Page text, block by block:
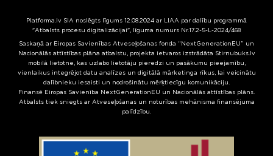
Platforma.lv SIA noslēgts līgums 12.08.2024 ar LIAA par dalību programmā
"Atbalsts procesu digitalizācijai", līguma numurs Nr.17.2-5-L-2024/468
Saskaņā ar Eiropas Savienības Atveseļošanas fonda “NextGenerationEU” un
Nacionālās attīstības plāna atbalstu, projekta ietvaros izstrādāta Stirnubuks.lv
mobilā lietotne, kas uzlabo lietotāju pieredzi un pasākumu pieejamību,
vienlaikus integrējot datu analīzes un digitālā mārketinga rīkus, lai veicinātu
dalībnieku iesaisti un nodrošinātu mērķtiecīgu komunikāciju.
Finansē Eiropas Savienība NextGenerationEU un Nacionālās attīstības plāns.
Atbalsts tiek sniegts ar Atveseļošanas un noturības mehānisma finansējuma
palīdzību.